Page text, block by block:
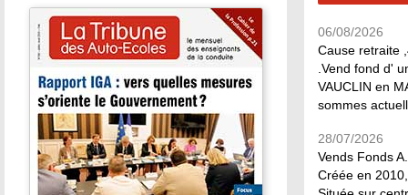
06/08/2026
Cause retraite
.Vend fond d'
VAUCLIN en
sommes
28/07/2026
Vends Fonds
Créée en